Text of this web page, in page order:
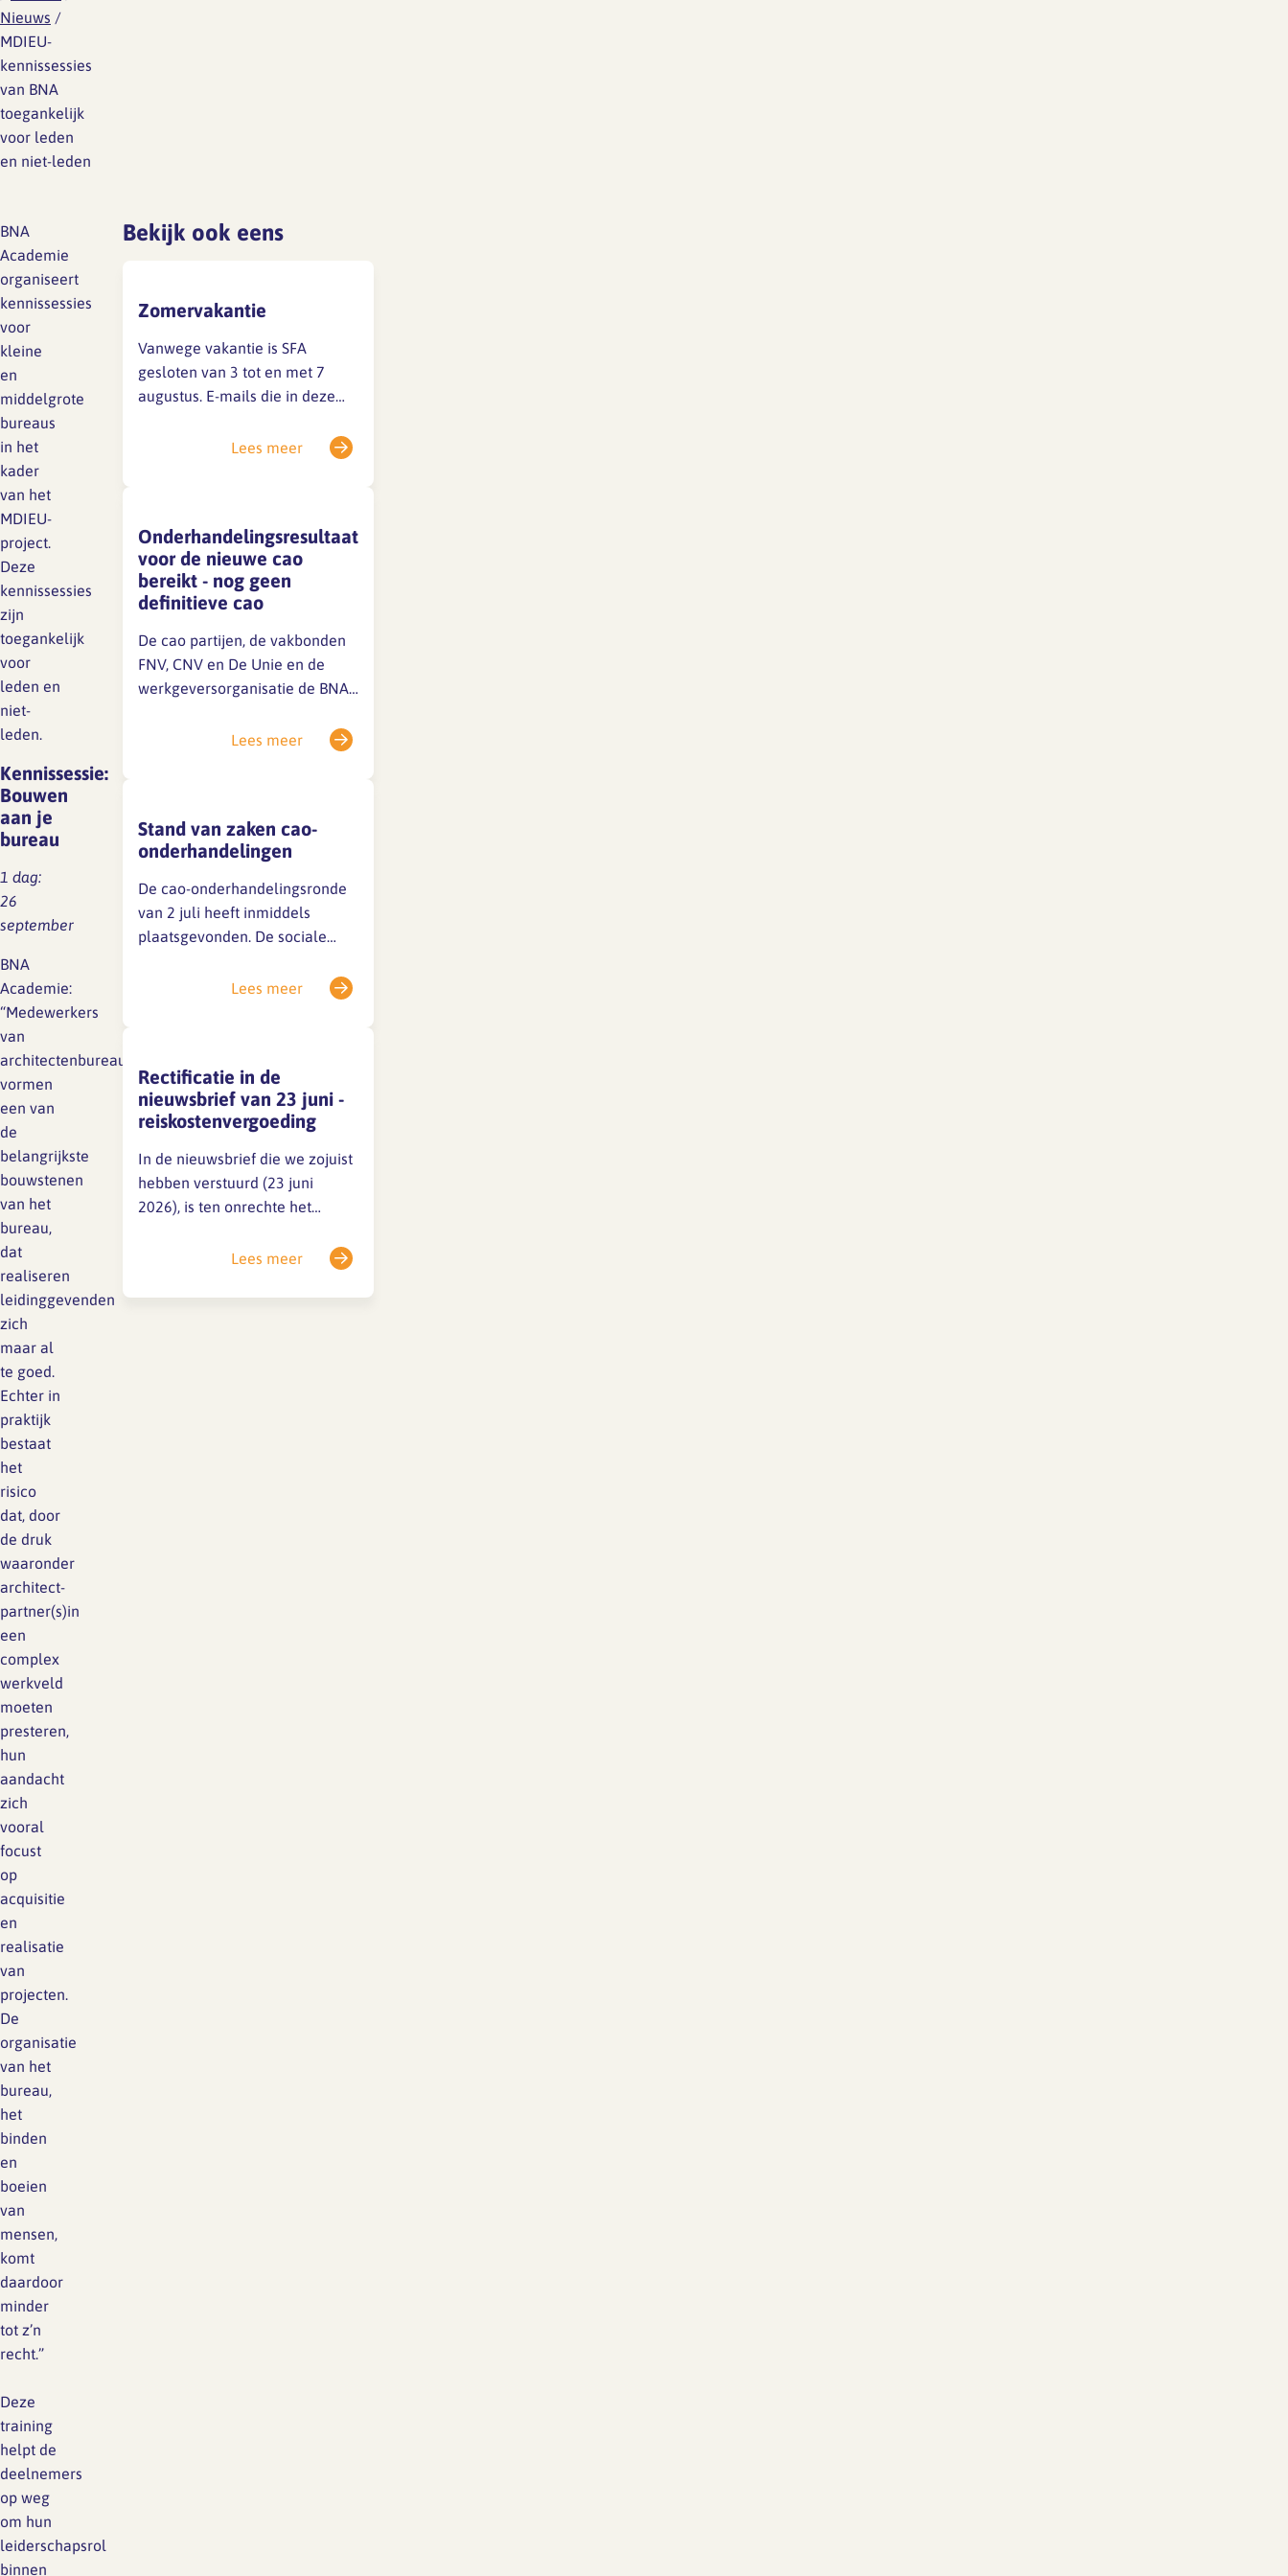
Lief en leed
Branche analyse en
onderzoek
Rapport Arbeidszaken 2025
Rapport Arbeidszaken 2023
Sectoranalyse
Jaarrapportage
Ontwerpsector 2025
Media en magazine
SFA magazine The Human
Factor
Boekentips
Podcasttips
Gedragscode
Vertrouwenspersoon
Handreikingen
Maatregelen
Nieuws /
MDIEU-
kennissessies
van BNA
toegankelijk
voor leden
en niet-leden
BNA
Academie
organiseert
kennissessies
voor
kleine
en
middelgrote
bureaus
in het
kader
van het
MDIEU-
project.
Deze
kennissessies
zijn
toegankelijk
voor
leden en
niet-
leden.
Kennissessie:
Bouwen
aan je
bureau
1 dag:
26
september
BNA
Academie:
“Medewerkers
van
architectenbureaus
vormen
een van
de
belangrijkste
bouwstenen
van het
bureau,
dat
realiseren
leidinggevenden
zich
maar al
te goed.
Echter in
praktijk
bestaat
het
risico
dat, door
de druk
waaronder
architect-
partner(s)in
een
complex
werkveld
moeten
presteren,
hun
aandacht
zich
vooral
focust
op
acquisitie
en
realisatie
van
projecten.
De
organisatie
van het
bureau,
het
binden
en
boeien
van
mensen,
komt
daardoor
minder
tot z’n
recht.”
Deze
training
helpt de
deelnemers
op weg
om hun
leiderschapsrol
binnen
Bekijk ook eens
Zomervakantie
Vanwege vakantie is SFA
gesloten van 3 tot en met 7
augustus. E-mails die in deze
dan niet worden behandeld.
voordat je een reactie ontvangt.
Is je…
Lees meer
Onderhandelingsresultaat
voor de nieuwe cao
bereikt - nog geen
definitieve cao
De cao partijen, de vakbonden
FNV, CNV en De Unie en de
werkgeversorganisatie de BNA,
onderhandelingsresultaat voor
voorgelegd. Er is dus nog geen
definitieve cao. Mocht je
vragen hebben over de inhoud
van het…
Lees meer
Stand van zaken cao-
onderhandelingen
De cao-onderhandelingsronde
van 2 juli heeft inmiddels
plaatsgevonden. De sociale
akkoord gekomen, maar de
nieuwsitem op onze website en
op LinkedIn.Houd deze kanalen
dus zeker in…
Lees meer
Rectificatie in de
nieuwsbrief van 23 juni -
reiskostenvergoeding
In de nieuwsbrief die we zojuist
hebben verstuurd (23 juni
2026), is ten onrechte het
onjuist, werknemers hebben
grond van de wet noch op
Lees meer